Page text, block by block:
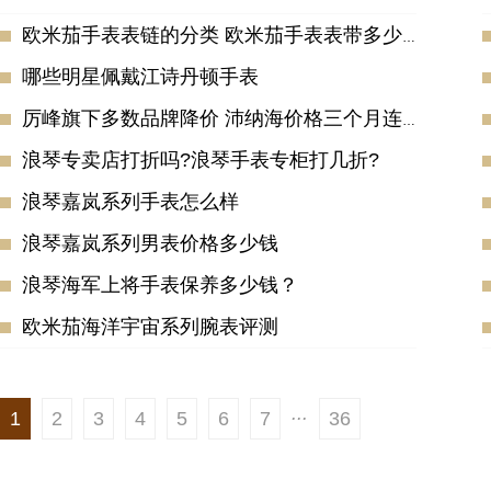
欧米茄手表表链的分类 欧米茄手表表带多少钱
哪些明星佩戴江诗丹顿手表
厉峰旗下多数品牌降价 沛纳海价格三个月连续下调两次！
浪琴专卖店打折吗?浪琴手表专柜打几折?
浪琴嘉岚系列手表怎么样
浪琴嘉岚系列男表价格多少钱
浪琴海军上将手表保养多少钱？
欧米茄海洋宇宙系列腕表评测
1 2 3 4 5 6 7 ... 36